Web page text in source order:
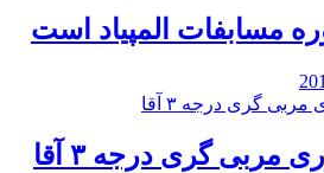
مسابفات المپیاد است
مربی گری درجه ۳ آقا